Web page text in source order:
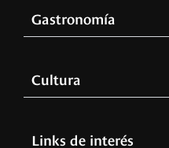
Gastronomía
Cultura
Links de interés